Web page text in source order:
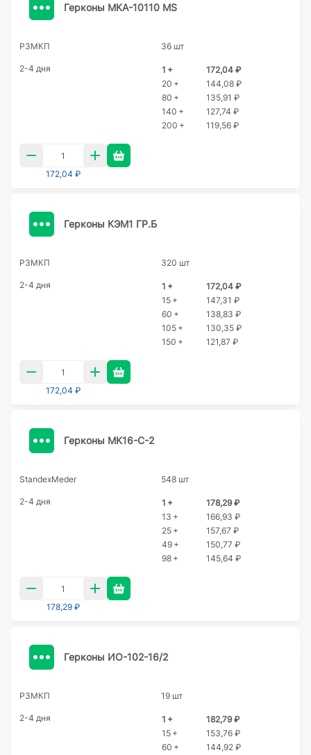
Герконы МКА-10110 МS
РЗМКП 36 шт
2-4 дня 1 +
172,04 ₽
20 +
144,08 ₽
80 +
135,91 ₽
140 +
127,74 ₽
200 +
119,56 ₽
172,04 ₽
Герконы КЭМ1 ГР.Б
РЗМКП 320 шт
2-4 дня 1 +
172,04 ₽
15 +
147,31 ₽
60 +
138,83 ₽
105 +
130,35 ₽
150 +
121,87 ₽
172,04 ₽
Герконы MK16-C-2
StandexMeder 548 шт
2-4 дня 1 +
178,29 ₽
13 +
166,93 ₽
25 +
157,67 ₽
49 +
150,77 ₽
98 +
145,64 ₽
178,29 ₽
Герконы ИО-102-16/2
РЗМКП 19 шт
2-4 дня 1 +
182,79 ₽
15 +
153,76 ₽
60 +
144,92 ₽